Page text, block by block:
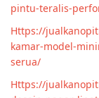
pintu-teralis-
Https://
kamar-model-
serua/
Https://